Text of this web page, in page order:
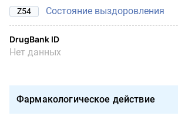
Z54 Состояние выздоровления
DrugBank ID
Нет данных
Фармакологическое действие